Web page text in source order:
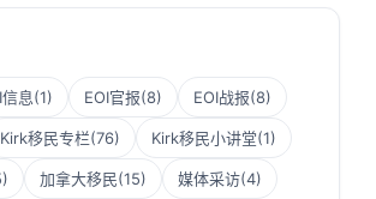
信息(1) EOI官报(8) EOI战报(8)
Kirk移民专栏(76) Kirk移民小讲堂(1)
加拿大移民(15) 媒体采访(4)